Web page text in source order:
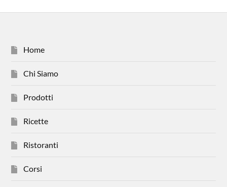
Home
Chi Siamo
Prodotti
Ricette
Ristoranti
Corsi